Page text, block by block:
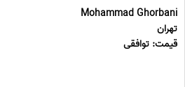
Mohammad Ghorbani
تهران
قیمت: توافقی